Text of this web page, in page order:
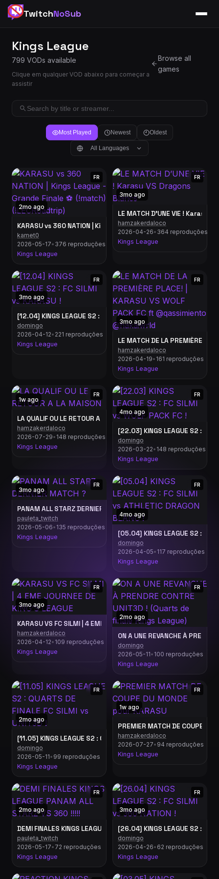
TwitchNoSub
Kings League
799 VODs available
Clique em qualquer VOD abaixo para começar a
assistir
Browse all
games
Most Played Newest Oldest
All Languages
2mo ago
FR
KARASU vs 360 NATION | Kings League -
kamet0
2026-05-17• 376 reproduções
Kings League
3mo ago
FR
LE MATCH D’UNE VIE ! Karasu
hamzakerdaloco
2026-04-26• 364 reproduções
Kings League
3mo ago
FR
[12.04] KINGS LEAGUE S2 : FC SILMI vs KARASU !
domingo
2026-04-12• 221 reproduções
Kings League
3mo ago
FR
LE MATCH DE LA PREMIÈRE
hamzakerdaloco
2026-04-19• 161 reproduções
Kings League
1w ago
FR
LA QUALIF OU LE RETOUR A LA MAISON
hamzakerdaloco
2026-07-29• 148 reproduções
Kings League
4mo ago
FR
[22.03] KINGS LEAGUE S2 : FC
domingo
2026-03-22• 148 reproduções
Kings League
3mo ago
FR
PANAM ALL STARZ DERNIER MATCH ?
pauleta_twitch
2026-05-06• 135 reproduções
Kings League
4mo ago
FR
[05.04] KINGS LEAGUE S2 : FC
domingo
2026-04-05• 117 reproduções
Kings League
3mo ago
FR
KARASU VS FC SILMI | 4 EME JOURNEE DE KING’S LEAGUE
hamzakerdaloco
2026-04-12• 109 reproduções
Kings League
2mo ago
FR
ON A UNE REVANCHE À
domingo
2026-05-11• 100 reproduções
Kings League
2mo ago
FR
[11.05] KINGS LEAGUE S2 : QUARTS DE FINALE FC SILMI vs
domingo
2026-05-11• 99 reproduções
Kings League
1w ago
FR
PREMIER MATCH DE COUPE DU
hamzakerdaloco
2026-07-27• 94 reproduções
Kings League
2mo ago
FR
DEMI FINALES KINGS LEAGUE PANAM ALL STARZ VS 360 !!!!!
pauleta_twitch
2026-05-17• 72 reproduções
Kings League
3mo ago
FR
[26.04] KINGS LEAGUE S2 : FC
domingo
2026-04-26• 62 reproduções
Kings League